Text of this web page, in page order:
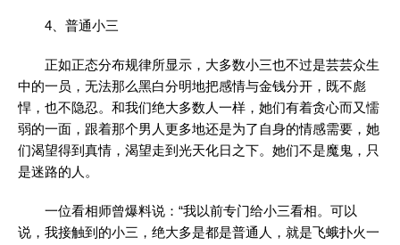
4、普通小三
正如正态分布规律所显示，大多数小三也不过是芸芸众生
中的一员，无法那么黑白分明地把感情与金钱分开，既不彪
悍，也不隐忍。和我们绝大多数人一样，她们有着贪心而又懦
弱的一面，跟着那个男人更多地还是为了自身的情感需要，她
们渴望得到真情，渴望走到光天化日之下。她们不是魔鬼，只
是迷路的人。
一位看相师曾爆料说：“我以前专门给小三看相。可以
说，我接触到的小三，绝大多是都是普通人，就是飞蛾扑火一